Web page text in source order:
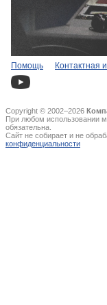
Помощь Контактная
Copyright © 2002–2026
При любом использовании
обязательна.
Сайт не собирает и не
конфиденциальности